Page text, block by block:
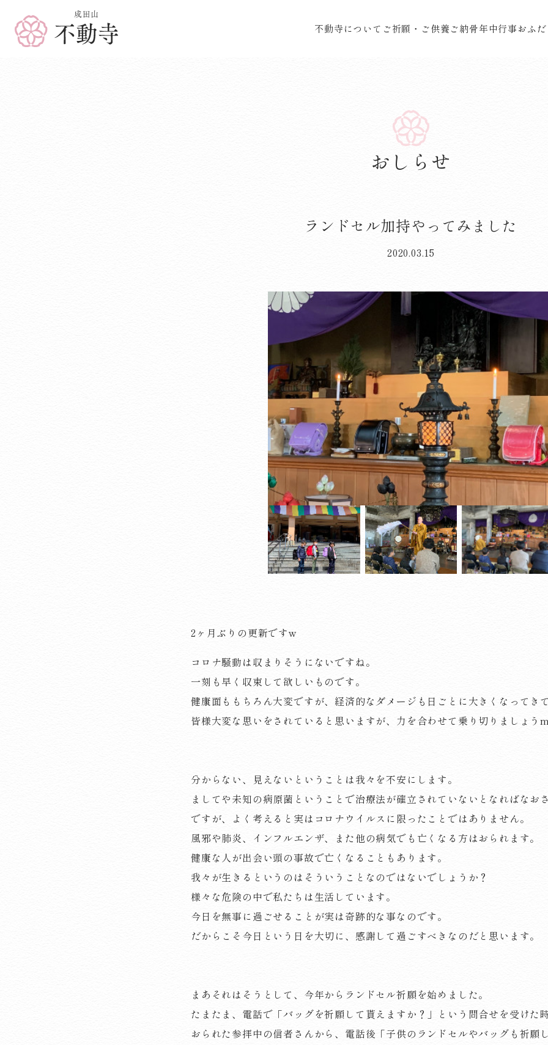
成田山 不動寺
不動寺について ご祈願・ご供養ご納骨年中行事おふ
おしらせ
ランドセル加持やってみました
2020.03.15
2ヶ月ぶりの更新ですw
コロナ騒動は収まりそうにないですね。
一刻も早く収束して欲しいものです。
健康面ももちろん大変ですが、経済的なダメージも日ごとに大きくなってき
皆様大変な思いをされていると思いますが、力を合わせて乗り切りましょ
分からない、見えないということは我々を不安にします。
ましてや未知の病原菌ということで治療法が確立されていないとなればなお
ですが、よく考えると実はコロナウイルスに限ったことではありません。
風邪や肺炎、インフルエンザ、また他の病気でも亡くなる方はおられます。
健康な人が出会い頭の事故で亡くなることもあります。
我々が生きるというのはそういうことなのではないでしょうか？
様々な危険の中で私たちは生活しています。
今日を無事に過ごせることが実は奇跡的な事なのです。
だからこそ今日という日を大切に、感謝して過ごすべきなのだと思います。
まあそれはそうとして、今年からランドセル祈願を始めました。
たまたま、電話で「バッグを祈願して貰えますか？」という問合せを受けた
おられた参拝中の信者さんから、電話後「子供のランドセルやバッグも祈願